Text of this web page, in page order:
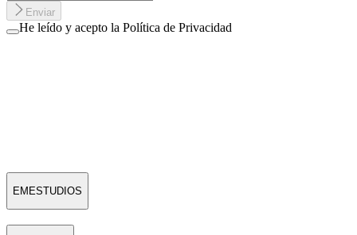
Enviar
He leído y acepto la Política de Privacidad
EMESTUDIOS